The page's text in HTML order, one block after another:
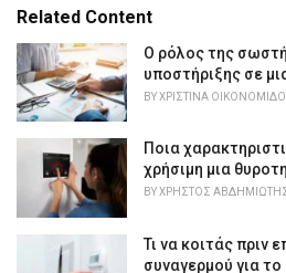
e
o
r
i
e
Related Content
Ο ρόλος της
υποστήριξης σε
BYΧΡΙΣΤΊΝΑ
Ποια
χρήσιμη μια
BYΧΡΉΣΤΟΣ
Τι να κοιτάς πριν
συναγερμού για το